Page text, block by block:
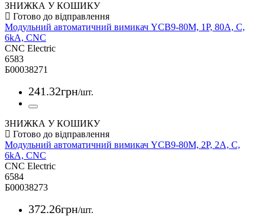
ЗНИЖКА У КОШИКУ
Модульний автоматичний вимикач YCB9-80M, 1Р, 80А, С,
6kА, CNC
CNC Electric
6583
Б00038271
241.32грн/шт.
ЗНИЖКА У КОШИКУ
Модульний автоматичний вимикач YCB9-80M, 2Р, 2А, С,
6kА, CNC
CNC Electric
6584
Б00038273
372.26грн/шт.